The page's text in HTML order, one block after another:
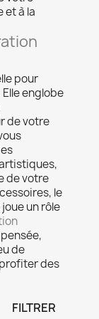
et à la
pour
englobe
de votre
de votre
le
un rôle
de
des
FILTRER